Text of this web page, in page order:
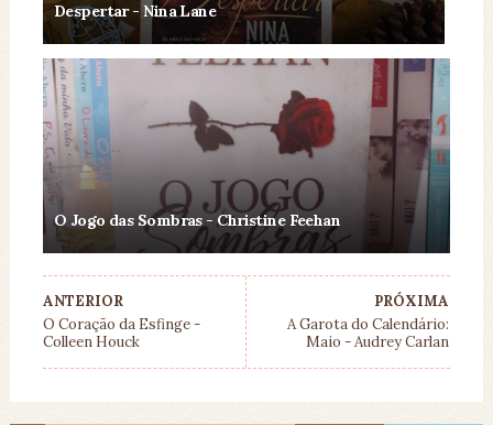
Despertar - Nina Lane
O Jogo das Sombras - Christine Feehan
PRÓXIMA
A Garota do Calendário:
Maio - Audrey Carlan
ANTERIOR
O Coração da Esfinge -
Colleen Houck